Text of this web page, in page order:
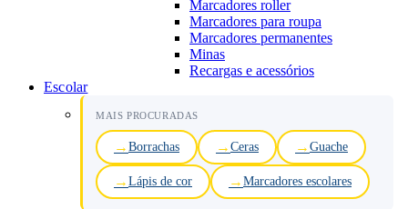
Marcadores roller
Marcadores para roupa
Marcadores permanentes
Minas
Recargas e acessórios
Escolar
MAIS PROCURADAS
Borrachas Ceras Guache
Lápis de cor Marcadores escolares